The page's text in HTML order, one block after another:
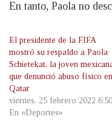
En tanto, Paola no
El presidente de la FIFA
mostró su respaldo a Paola
Schietekat, la joven
que denunció abuso físico en
Qatar
viernes, 25 febrero 2022
En «Deportes»